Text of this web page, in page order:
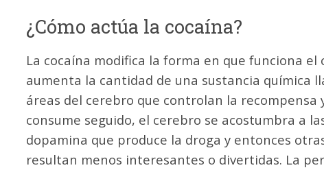
¿Cómo actúa la cocaína?
La cocaína modifica la forma en que funciona el
aumenta la cantidad de una sustancia química
áreas del cerebro que controlan la recompensa
consume seguido, el cerebro se acostumbra a
dopamina que produce la droga y entonces
resultan menos interesantes o divertidas. La